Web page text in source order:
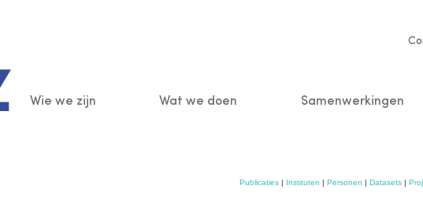
Main
Wie we zijn Wat we doen Samenwerkingen
Publicaties| Instituten | Personen | Datasets|